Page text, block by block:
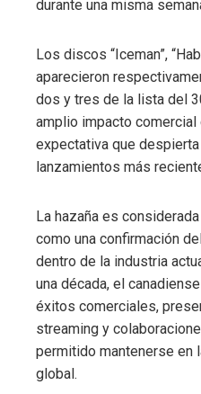
durante una misma
Los discos “Iceman”,
aparecieron
dos y tres de la lista del
amplio impacto comercial
expectativa que
lanzamientos más
La hazaña es
como una confirmación
dentro de la industria
una década, el
éxitos comerciales,
streaming y
permitido mantenerse en
global.